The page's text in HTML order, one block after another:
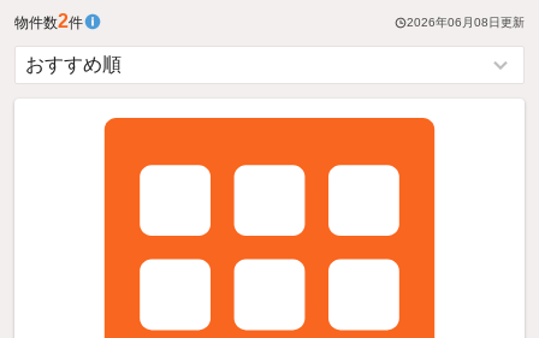
物件数2件 2026年06月08日更新